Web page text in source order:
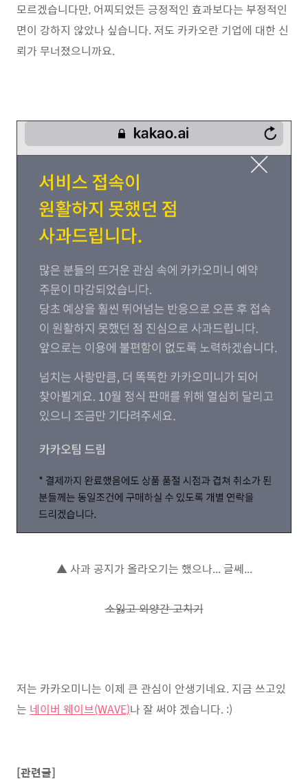
모르겠습니다만, 어찌되었든 긍정적인 효과보다는 부정적인
면이 강하지 않았나 싶습니다. 저도 카카오란 기업에 대한 신
뢰가 무너졌으니까요.
▲ 사과 공지가 올라오기는 했으나... 글쎄...
소잃고 외양간 고치기
저는 카카오미니는 이제 큰 관심이 안생기네요. 지금 쓰고있
는 네이버 웨이브(WAVE)나 잘 써야 겠습니다. :)
[관련글]